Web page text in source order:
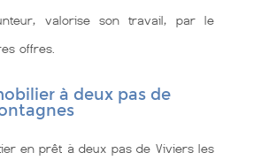
valorise son travail, par le
offres.
à deux pas de
en prêt à deux pas de Viviers les